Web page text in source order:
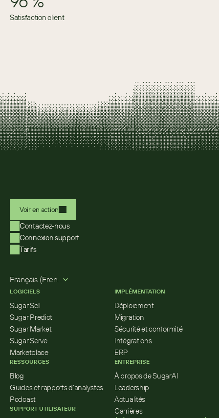
Satisfaction client
Voir en action
Contactez-nous
Connexion support
Tarifs
Français (French)
LOGICIELS
Sugar Sell
Sugar Predict
Sugar Market
Sugar Serve
Marketplace
RESSOURCES
Blog
Guides et rapports d’analystes
Podcast
SUPPORT UTILISATEUR
IMPLÉMENTATION
Déploiement
Migration
Sécurité et conformité
Intégrations
ERP
ENTREPRISE
À propos de SugarAI
Leadership
Actualités
Carrières